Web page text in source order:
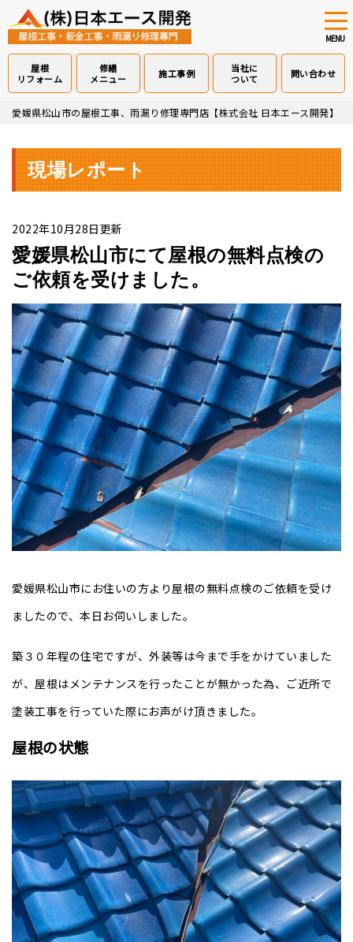
Skip
content
MENU
屋根
リフォーム
修繕
メニュー
施工事例
当社に
ついて
問い合わせ
愛媛県松山市の屋根工事、雨漏り修理専門店【株式会社 日本エース開発】
現場レポート
2022年10月28日更新
愛媛県松山市にて屋根の無料点検の
ご依頼を受けました。
愛媛県松山市にお住いの方より屋根の無料点検のご依頼を受け
ましたので、本日お伺いしました。
築３０年程の住宅ですが、外装等は今まで手をかけていました
が、屋根はメンテナンスを行ったことが無かった為、ご近所で
塗装工事を行っていた際にお声がけ頂きました。
屋根の状態